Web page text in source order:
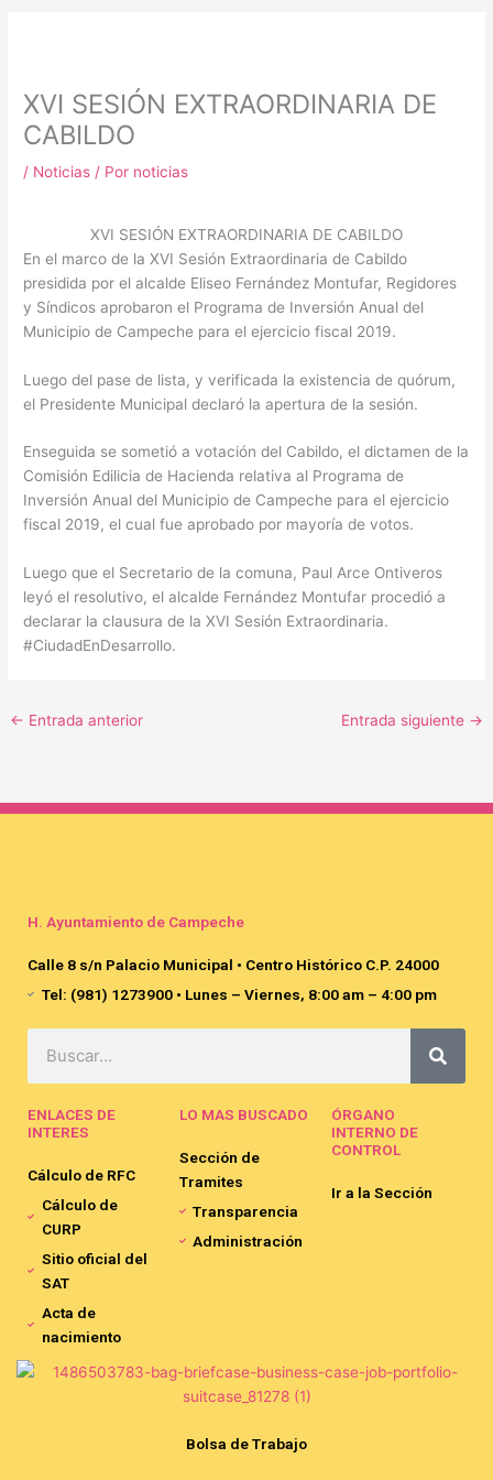
XVI SESIÓN EXTRAORDINARIA DE
CABILDO
/ Noticias / Por noticias
XVI SESIÓN EXTRAORDINARIA DE CABILDO
En el marco de la XVI Sesión Extraordinaria de Cabildo
presidida por el alcalde Eliseo Fernández Montufar, Regidores
y Síndicos aprobaron el Programa de Inversión Anual del
Municipio de Campeche para el ejercicio fiscal 2019.
Luego del pase de lista, y verificada la existencia de quórum,
el Presidente Municipal declaró la apertura de la sesión.
Enseguida se sometió a votación del Cabildo, el dictamen de la
Comisión Edilicia de Hacienda relativa al Programa de
Inversión Anual del Municipio de Campeche para el ejercicio
fiscal 2019, el cual fue aprobado por mayoría de votos.
Luego que el Secretario de la comuna, Paul Arce Ontiveros
leyó el resolutivo, el alcalde Fernández Montufar procedió a
declarar la clausura de la XVI Sesión Extraordinaria.
#CiudadEnDesarrollo.
← Entrada anterior Entrada siguiente →
H. Ayuntamiento de Campeche
Calle 8 s/n Palacio Municipal • Centro Histórico C.P. 24000
Tel: (981) 1273900 • Lunes – Viernes, 8:00 am – 4:00 pm
ENLACES DE
INTERES
Cálculo de RFC
Cálculo de
CURP
Sitio oficial del
SAT
Acta de
nacimiento
LO MAS BUSCADO
Sección de
Tramites
Transparencia
Administración
ÓRGANO
INTERNO DE
CONTROL
Ir a la Sección
Bolsa de Trabajo